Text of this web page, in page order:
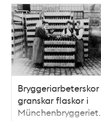
Bryggeriarbeterskor
granskar flaskor i
Münchenbryggeriet.